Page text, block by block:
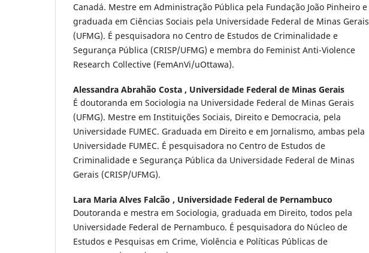
Canadá. Mestre em Administração Pública pela Fundação João Pinheiro e
graduada em Ciências Sociais pela Universidade Federal de Minas Gerais
(UFMG). É pesquisadora no Centro de Estudos de Criminalidade e
Segurança Pública (CRISP/UFMG) e membra do Feminist Anti-Violence
Research Collective (FemAnVi/uOttawa).
Alessandra Abrahão Costa , Universidade Federal de Minas Gerais
É doutoranda em Sociologia na Universidade Federal de Minas Gerais
(UFMG). Mestre em Instituições Sociais, Direito e Democracia, pela
Universidade FUMEC. Graduada em Direito e em Jornalismo, ambas pela
Universidade FUMEC. É pesquisadora no Centro de Estudos de
Criminalidade e Segurança Pública da Universidade Federal de Minas
Gerais (CRISP/UFMG).
Lara Maria Alves Falcão , Universidade Federal de Pernambuco
Doutoranda e mestra em Sociologia, graduada em Direito, todos pela
Universidade Federal de Pernambuco. É pesquisadora do Núcleo de
Estudos e Pesquisas em Crime, Violência e Políticas Públicas de